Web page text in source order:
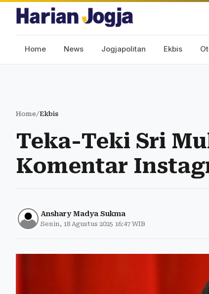
Home News Jogjapolitan Ekbis
Home/Ekbis
Teka-Teki Sri
Komentar
Anshary Madya Sukma
Senin, 18 Agustus 2025 16:47 WIB